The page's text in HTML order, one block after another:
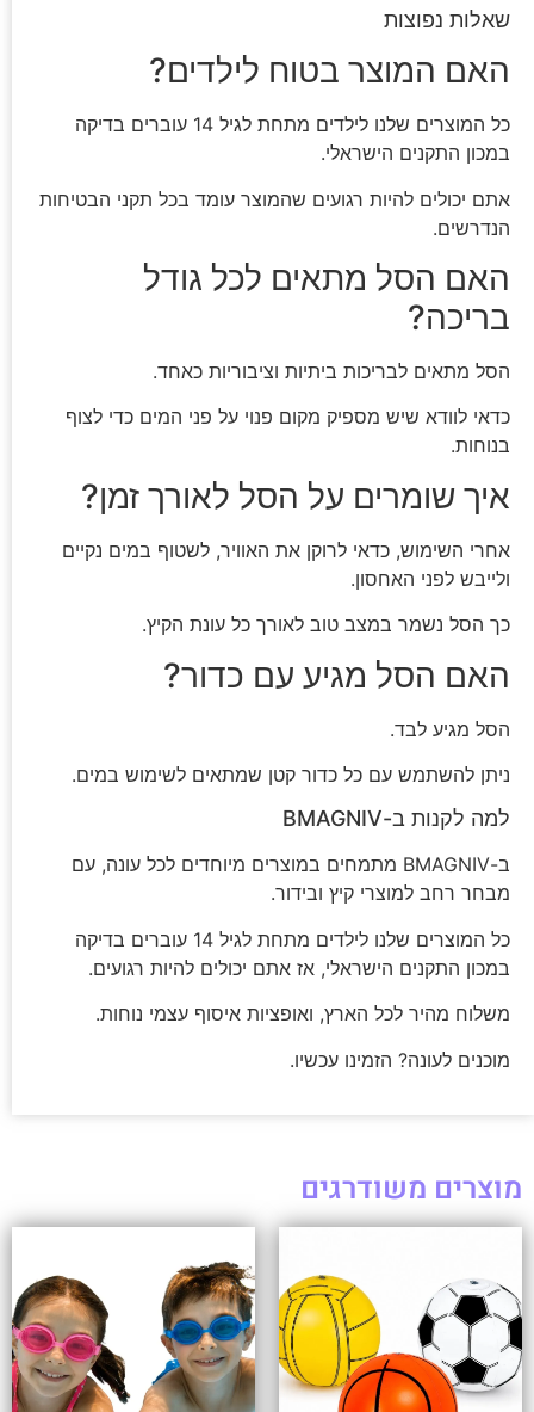
שאלות נפוצות
האם המוצר בטוח לילדים?
כל המוצרים שלנו לילדים מתחת לגיל 14 עוברים בדיקה
במכון התקנים הישראלי.
אתם יכולים להיות רגועים שהמוצר עומד בכל תקני הבטיחות
הנדרשים.
האם הסל מתאים לכל גודל
בריכה?
הסל מתאים לבריכות ביתיות וציבוריות כאחד.
כדאי לוודא שיש מספיק מקום פנוי על פני המים כדי לצוף
בנוחות.
איך שומרים על הסל לאורך זמן?
אחרי השימוש, כדאי לרוקן את האוויר, לשטוף במים נקיים
ולייבש לפני האחסון.
כך הסל נשמר במצב טוב לאורך כל עונת הקיץ.
האם הסל מגיע עם כדור?
הסל מגיע לבד.
ניתן להשתמש עם כל כדור קטן שמתאים לשימוש במים.
למה לקנות ב-BMAGNIV
ב-BMAGNIV מתמחים במוצרים מיוחדים לכל עונה, עם
מבחר רחב למוצרי קיץ ובידור.
כל המוצרים שלנו לילדים מתחת לגיל 14 עוברים בדיקה
במכון התקנים הישראלי, אז אתם יכולים להיות רגועים.
משלוח מהיר לכל הארץ, ואופציות איסוף עצמי נוחות.
מוכנים לעונה? הזמינו עכשיו.
מוצרים משודרגים